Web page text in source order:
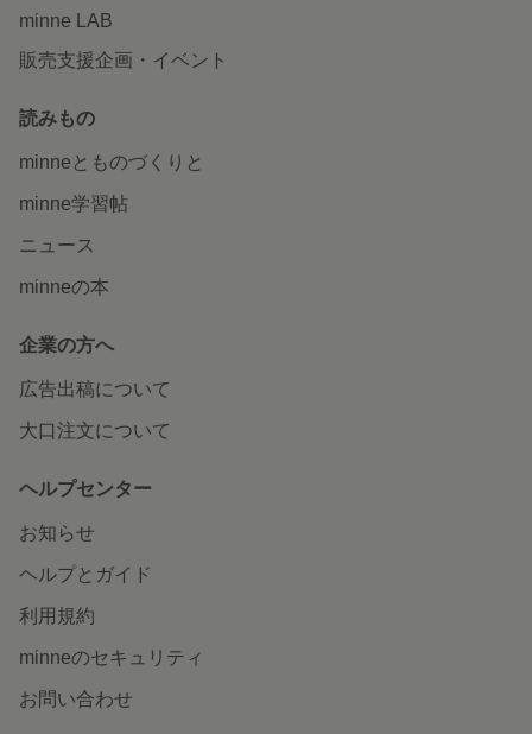
minne LAB
販売支援企画・イベント
読みもの
minneとものづくりと
minne学習帖
ニュース
minneの本
企業の方へ
広告出稿について
大口注文について
ヘルプセンター
お知らせ
ヘルプとガイド
利用規約
minneのセキュリティ
お問い合わせ